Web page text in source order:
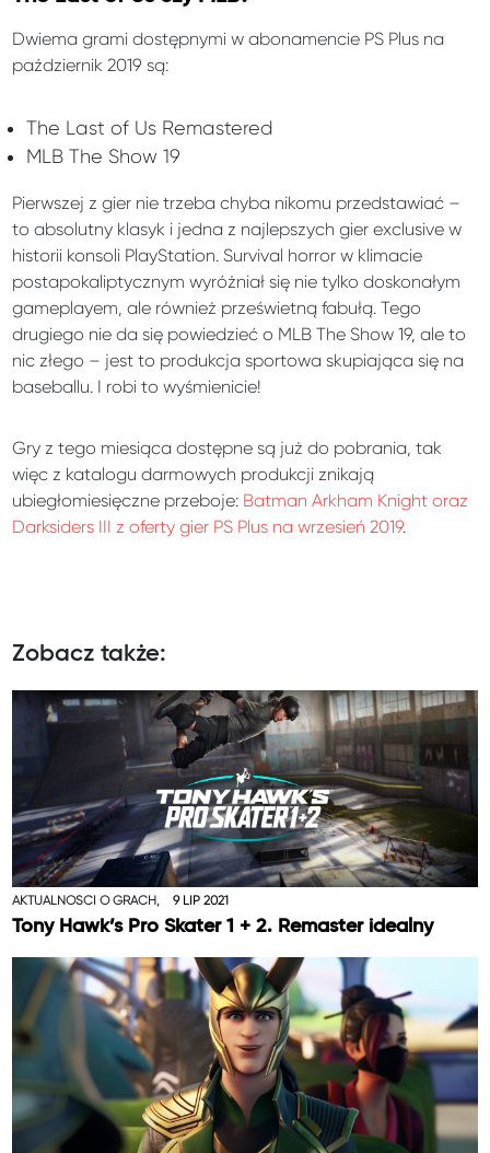
Dwiema grami dostępnymi w abonamencie PS Plus na
październik 2019 są:
The Last of Us Remastered
MLB The Show 19
Pierwszej z gier nie trzeba chyba nikomu przedstawiać –
to absolutny klasyk i jedna z najlepszych gier exclusive w
historii konsoli PlayStation. Survival horror w klimacie
postapokaliptycznym wyróżniał się nie tylko doskonałym
gameplayem, ale również prześwietną fabułą. Tego
drugiego nie da się powiedzieć o MLB The Show 19, ale to
nic złego – jest to produkcja sportowa skupiająca się na
baseballu. I robi to wyśmienicie!
Gry z tego miesiąca dostępne są już do pobrania, tak
więc z katalogu darmowych produkcji znikają
ubiegłomiesięczne przeboje: Batman Arkham Knight oraz
Darksiders III z oferty gier PS Plus na wrzesień 2019.
Zobacz także:
AKTUALNOŚCI O GRACH, 9 LIP 2021
Tony Hawk’s Pro Skater 1 + 2. Remaster idealny